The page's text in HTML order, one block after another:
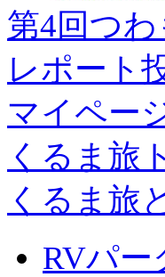
第4回つ
レポート
マイペー
くるま旅
くるま旅
RVパー